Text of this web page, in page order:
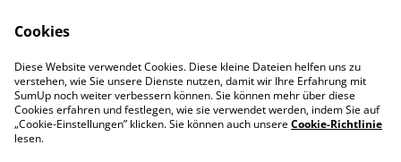
Geschäftsbedingung
en
Cookies
Diese Website verwendet Cookies. Diese kleine Dateien helfen uns zu
verstehen, wie Sie unsere Dienste nutzen, damit wir Ihre Erfahrung mit
SumUp noch weiter verbessern können. Sie können mehr über diese
Cookies erfahren und festlegen, wie sie verwendet werden, indem Sie auf
„Cookie-Einstellungen” klicken. Sie können auch unsereCookie-Richtlinie
lesen.